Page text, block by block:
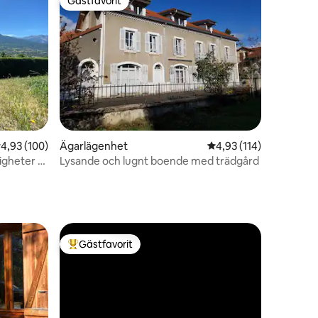
av 5 i genomsnittligt betyg, 100 omdömen
4,93 (100)
-
Gästfavorit
Ägarlägenhet 4,93 av 5 i
4,93 (114)
Lysande och lugnt boende med trädgård
Populär gästfavorit
Gästfavorit